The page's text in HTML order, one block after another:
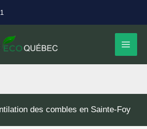
des combles en Sainte-Foy